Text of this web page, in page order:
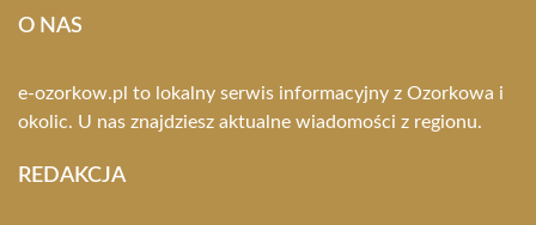
O NAS
e-ozorkow.pl to lokalny serwis informacyjny z Ozorkowa i
okolic. U nas znajdziesz aktualne wiadomości z regionu.
REDAKCJA